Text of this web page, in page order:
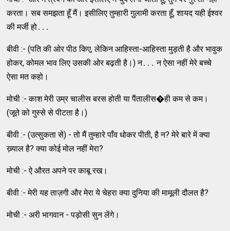
करता। सब समझता हूँ मैं। इसीलिए तुम्‍हारी गु़लामी करता हूँ, शायद यही ईश्‍वर
की मर्जी हो․․․
बीवी :- (पति की ओर पीठ किए, लेकिन आहिस्‍ता-आहिस्‍ता मुड़ती है और भावुक
होकर, कोमल भाव लिए उसकी ओर बढ़ती है।) न․․․ न ऐसा नहीं मेरे बच्‍चे
ऐसा मत कहो।
मोची :- काश मेरी उम्र चालीस बरस होती या पैंतालीस�ही कम से कम।
(जूते को गुस्‍से से पीटता है।)
बीवी :- (उत्‍सुकता से) - तो मैं तुम्‍हारे पाँव धोकर पीती, है न? मेरे बारे में क्‍या
ख्‍़याल है? क्‍या कोई मोल नहीं मेरा?
मोची :- ऐ औरत अपने पर काबू रख।
बीवी :- मेरी यह ताज़गी और मेरा ये चेहरा क्‍या दुनिया की मामूली दौलत है?
मोची :- अरी भागवान - पड़ोसी सुन लेंगे।